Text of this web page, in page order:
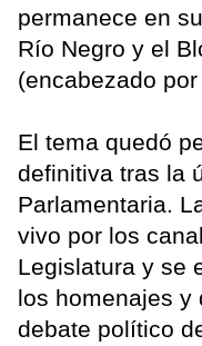
permanece en
Río Negro y el
(encabezado
El tema quedó
definitiva tras la
Parlamentaria.
vivo por los
Legislatura y se
los homenajes y
debate político